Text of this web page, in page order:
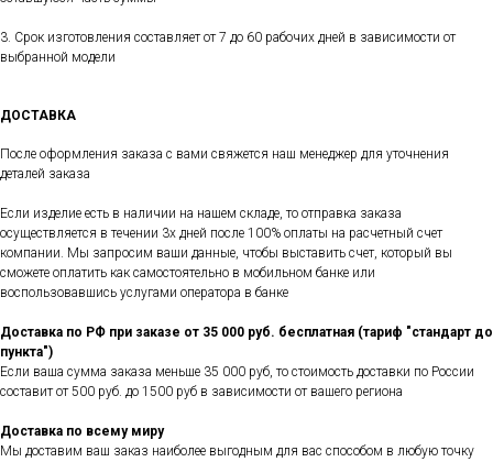
3. Срок изготовления составляет от 7 до 60 рабочих дней в зависимости от
выбранной модели
ДОСТАВКА
После оформления заказа с вами свяжется наш менеджер для уточнения
деталей заказа
Если изделие есть в наличии на нашем складе, то отправка заказа
осуществляется в течении 3х дней после 100% оплаты на расчетный счет
компании. Мы запросим ваши данные, чтобы выставить счет, который вы
сможете оплатить как самостоятельно в мобильном банке или
воспользовавшись услугами оператора в банке
Доставка по РФ при заказе от 35 000 руб. бесплатная (тариф "стандарт до
пункта")
Если ваша сумма заказа меньше 35 000 руб, то стоимость доставки по России
составит от 500 руб. до 1500 руб в зависимости от вашего региона
Доставка по всему миру
Мы доставим ваш заказ наиболее выгодным для вас способом в любую точку